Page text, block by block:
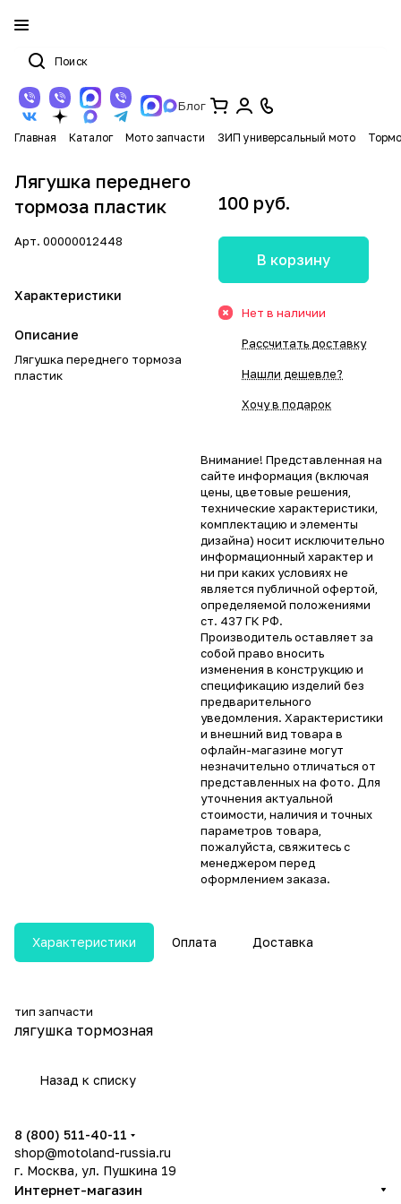
Блог
Главная Каталог Мото запчасти ЗИП универсальный мото
Лягушка переднего
тормоза пластик
Арт. 00000012448
Характеристики
Описание
Лягушка переднего тормоза
пластик
100 руб.
В корзину
Нет в наличии
Рассчитать доставку
Нашли дешевле?
Хочу в подарок
Внимание! Представленная на
сайте информация (включая
цены, цветовые решения,
технические характеристики,
комплектацию и элементы
дизайна) носит исключительно
информационный характер и
ни при каких условиях не
является публичной офертой,
определяемой положениями
ст. 437 ГК РФ.
Производитель оставляет за
собой право вносить
изменения в конструкцию и
спецификацию изделий без
предварительного
уведомления. Характеристики
и внешний вид товара в
офлайн-магазине могут
незначительно отличаться от
представленных на фото. Для
уточнения актуальной
стоимости, наличия и точных
параметров товара,
пожалуйста, свяжитесь с
менеджером перед
оформлением заказа.
Характеристики Оплата Доставка
тип запчасти
лягушка тормозная
Назад к списку
8 (800) 511-40-11
shop@motoland-russia.ru
г. Москва, ул. Пушкина 19
Интернет-магазин